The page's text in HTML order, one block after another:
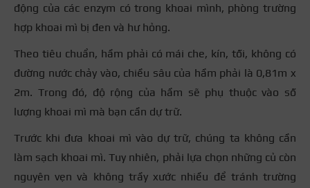
động của các enzym có trong khoai mình, phòng trường
hợp khoai mì bị đen và hư hỏng.
Theo tiêu chuẩn, hầm phải có mái che, kín, tối, không có
đường nước chảy vào, chiều sâu của hầm phải là 0,81m x
2m. Trong đó, độ rộng của hầm sẽ phụ thuộc vào số
lượng khoai mì mà bạn cần dự trữ.
Trước khi đưa khoai mì vào dự trữ, chúng ta không cần
làm sạch khoai mì. Tuy nhiên, phải lựa chọn những củ còn
nguyên vẹn và không trầy xước nhiều để tránh trường